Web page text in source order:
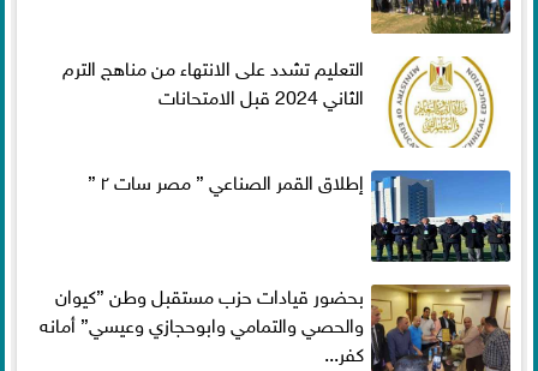
التعليم تشدد على الانتهاء من مناهج الترم
الثاني 2024 قبل الامتحانات
إطلاق القمر الصناعي ” مصر سات ٢ ”
بحضور قيادات حزب مستقبل وطن ”كيوان
والحصي والتمامي وابوحجازي وعيسي” أمانه
كفر...